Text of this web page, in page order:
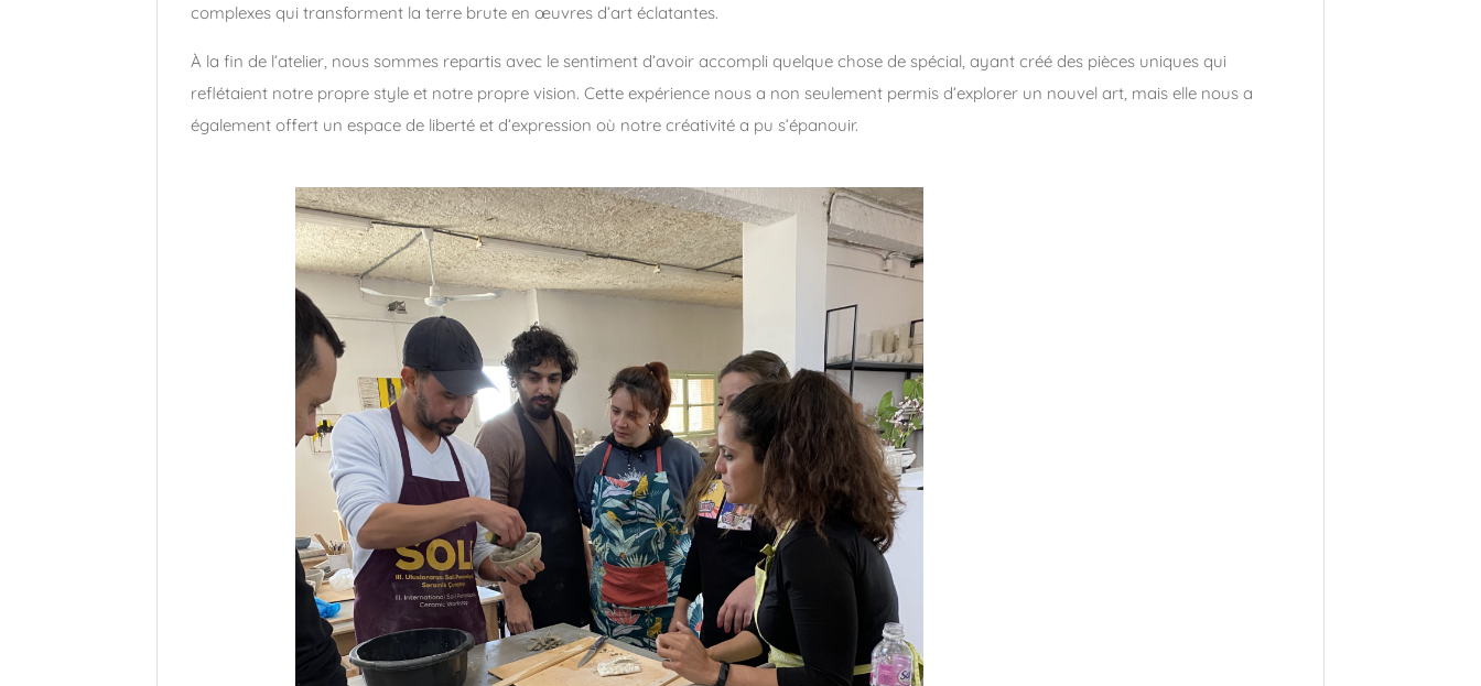
complexes qui transforment la terre brute en œuvres d’art éclatantes.
À la fin de l’atelier, nous sommes repartis avec le sentiment d’avoir accompli quelque chose de spécial, ayant créé des pièces uniques qui
reflétaient notre propre style et notre propre vision. Cette expérience nous a non seulement permis d’explorer un nouvel art, mais elle nous a
également offert un espace de liberté et d’expression où notre créativité a pu s’épanouir.